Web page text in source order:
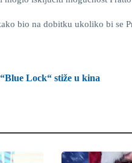
bio na dobitku ukoliko bi se
Lock“ stiže u kina